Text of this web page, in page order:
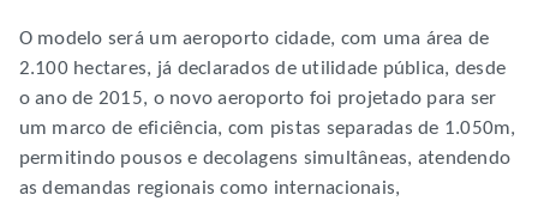
O modelo será um aeroporto cidade, com uma área de
2.100 hectares, já declarados de utilidade pública, desde
o ano de 2015, o novo aeroporto foi projetado para ser
um marco de eficiência, com pistas separadas de 1.050m,
permitindo pousos e decolagens simultâneas, atendendo
as demandas regionais como internacionais,